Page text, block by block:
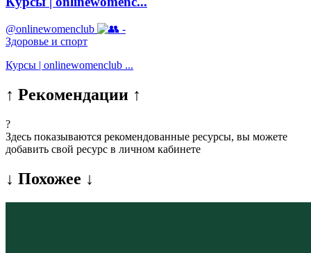
@onlinewomenclub
-
Здоровье и спорт
Курсы | onlinewomenclub ...
↑ Рекомендации ↑
?
Здесь показываются рекомендованные ресурсы, вы можете
добавить свой ресурс в личном кабинете
↓ Похожее ↓